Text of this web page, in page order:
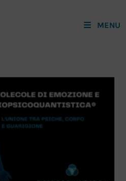
MENU